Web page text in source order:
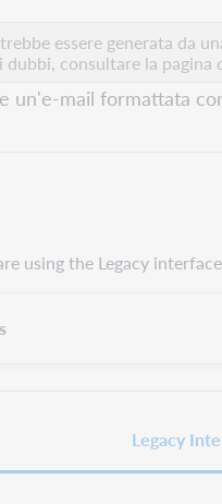
essere generata da
dubbi, consultare la pagina
un'e-mail formattata
using the Legacy
Legacy